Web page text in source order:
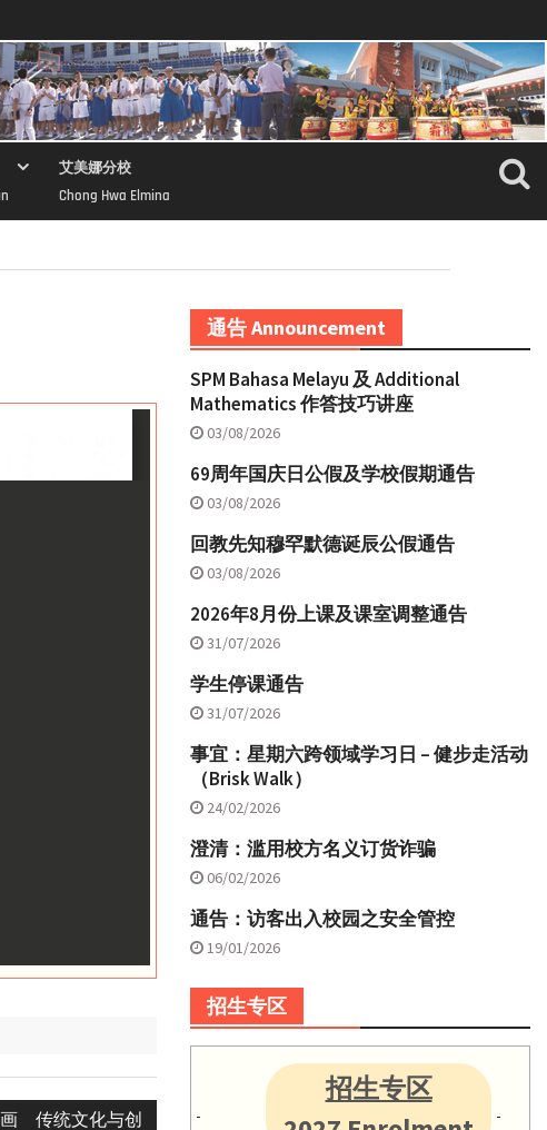
艾美娜分校
Chong Hwa Elmina
画 传统文化与创
通告 Announcement
SPM Bahasa Melayu 及 Additional
Mathematics 作答技巧讲座
03/08/2026
69周年国庆日公假及学校假期通告
03/08/2026
回教先知穆罕默德诞辰公假通告
03/08/2026
2026年8月份上课及课室调整通告
31/07/2026
学生停课通告
31/07/2026
事宜：星期六跨领域学习日 – 健步走活动
（Brisk Walk）
24/02/2026
澄清：滥用校方名义订货诈骗
06/02/2026
通告：访客出入校园之安全管控
19/01/2026
招生专区
招生专区